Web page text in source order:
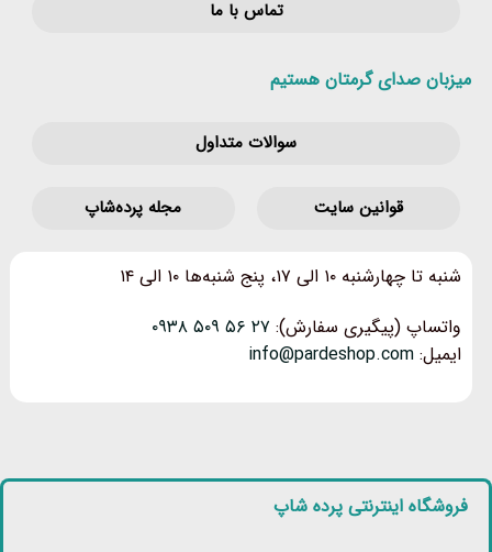
تماس با ما
میزبان صدای گرمتان هستیم
سوالات متداول
قوانین‌ سایت مجله پرده‌شاپ
شنبه تا چهارشنبه ۱۰ الی ۱۷، پنج شنبه‌ها ۱۰ الی ۱۴
واتساپ (پیگیری سفارش): ۲۷ ۵۶ ۵۰۹ ۰۹۳۸
ایمیل: info@pardeshop.com
فروشگاه اینترنتی پرده شاپ